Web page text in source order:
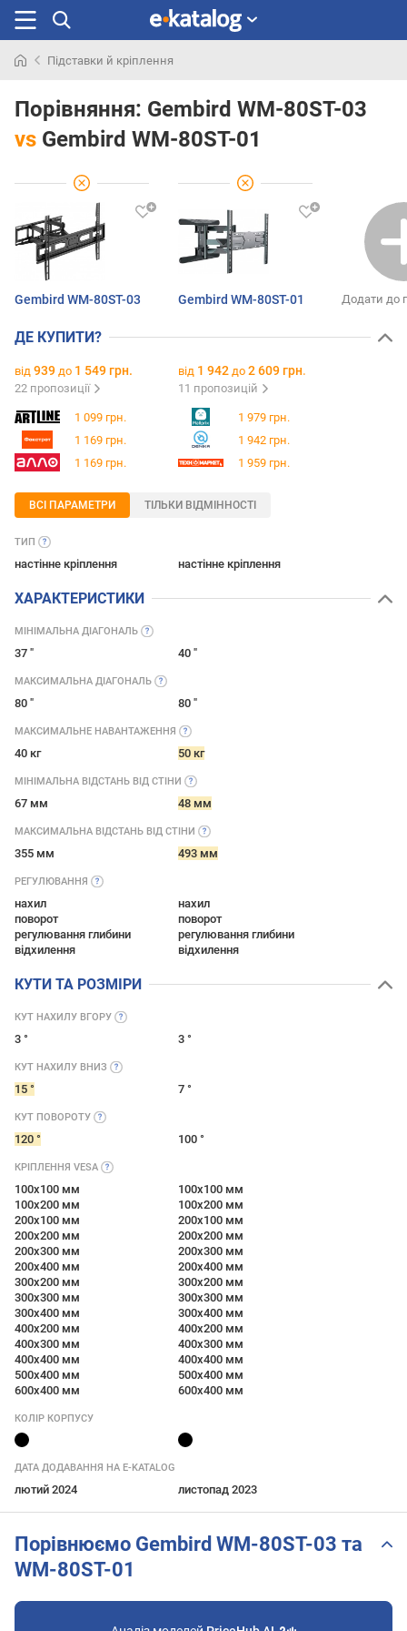
раніше
Підставки й кріплення
Порівняння: Gembird WM-80ST-03
vs Gembird WM-80ST-01
Gembird WM-80ST-03 Gembird WM-80ST-01 Додати до
ДЕ КУПИТИ?
від 939 до 1 549 грн.
22 пропозиції
від 1 942 до 2 609 грн.
11 пропозицій
1 099 грн.
1 169 грн.
1 169 грн.
1 979 грн.
1 942 грн.
1 959 грн.
ВСІ ПАРАМЕТРИ ТІЛЬКИ ВІДМІННОСТІ
ТИП
настінне кріплення настінне кріплення
ХАРАКТЕРИСТИКИ
МІНІМАЛЬНА ДІАГОНАЛЬ
37 " 40 "
МАКСИМАЛЬНА ДІАГОНАЛЬ
80 " 80 "
МАКСИМАЛЬНЕ НАВАНТАЖЕННЯ
40 кг 50 кг
МІНІМАЛЬНА ВІДСТАНЬ ВІД СТІНИ
67 мм 48 мм
МАКСИМАЛЬНА ВІДСТАНЬ ВІД СТІНИ
355 мм 493 мм
РЕГУЛЮВАННЯ
нахил
поворот
регулювання глибини
відхилення
нахил
поворот
регулювання глибини
відхилення
КУТИ ТА РОЗМІРИ
КУТ НАХИЛУ ВГОРУ
3 ° 3 °
КУТ НАХИЛУ ВНИЗ
15 ° 7 °
КУТ ПОВОРОТУ
120 ° 100 °
КРІПЛЕННЯ VESA
100x100 мм
100x200 мм
200x100 мм
200x200 мм
200х300 мм
200x400 мм
300x200 мм
300x300 мм
300x400 мм
400x200 мм
400x300 мм
400x400 мм
500x400 мм
600x400 мм
100x100 мм
100x200 мм
200x100 мм
200x200 мм
200х300 мм
200x400 мм
300x200 мм
300x300 мм
300x400 мм
400x200 мм
400x300 мм
400x400 мм
500x400 мм
600x400 мм
КОЛІР КОРПУСУ
ДАТА ДОДАВАННЯ НА E-KATALOG
лютий 2024 листопад 2023
Порівнюємо Gembird WM-80ST-03 та
WM-80ST-01